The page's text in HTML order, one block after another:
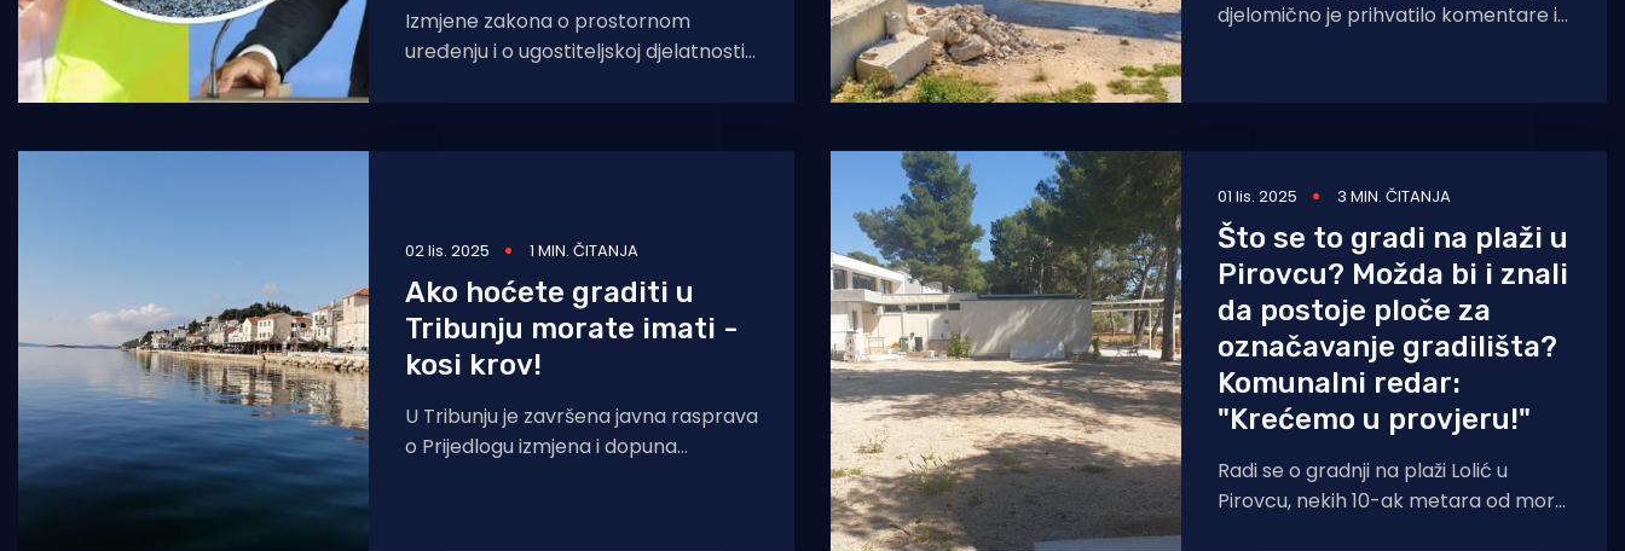
Izmjene zakona o prostornom
uređenju i o ugostiteljskoj djelatnosti
Ministarstvo turizma i
djelomično je prihvatilo komentare iz
izazvala su
02 lis. 2025 1 MIN. ČITANJA
Ako hoćete graditi u
Tribunju morate imati -
kosi krov!
U Tribunju je završena javna rasprava
o Prijedlogu izmjena i dopuna
01 lis. 2025 3 MIN. ČITANJA
Što se to gradi na plaži u
Pirovcu? Možda bi i znali
da postoje ploče za
označavanje gradilišta?
Komunalni redar:
"Krećemo u provjeru!"
Radi se o gradnji na plaži Lolić u
Pirovcu, nekih 10-ak metara od mora.